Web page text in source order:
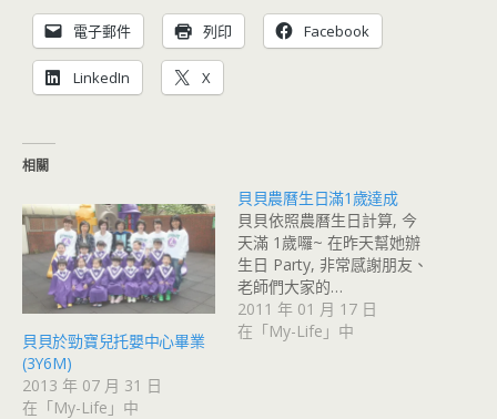
電子郵件 列印 Facebook
LinkedIn X
相關
貝貝於勁寶兒托嬰中心畢業
(3Y6M)
2013 年 07 月 31 日
在「My-Life」中
貝貝農曆生日滿1歲達成
貝貝依照農曆生日計算, 今
天滿 1歲囉~ 在昨天幫她辦
生日 Party, 非常感謝朋友、
老師們大家的…
2011 年 01 月 17 日
在「My-Life」中